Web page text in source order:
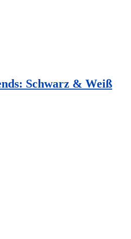
Schwarz & Weiß